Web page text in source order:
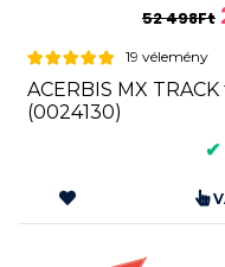
52 498Ft
19 vélemény
ACERBIS MX
(0024130)
✔